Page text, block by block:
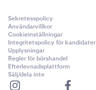
Sekretesspolicy
Användarvillkor
Cookieinställningar
Integritetspolicy för kandidater
Upplysningar
Regler för börshandel
Efterlevnadsplattform
Sälj/dela inte